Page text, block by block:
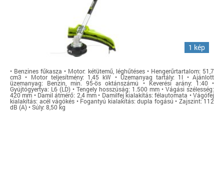
1 kép
• Benzines fűkasza • Motor: kétütemű, léghűtéses • Hengerűrtartalom: 51,7
cm3 • Motor teljesítmény: 1,45 kW • Üzemanyag tartály: 1l • Ajánlott
üzemanyag: Benzin, min. 95-ös oktánszámú • Keverési arány: 1:40 •
Gyújtógyertya: L6 (LD) • Tengely hosszúság: 1.500 mm • Vágási szélesség:
420 mm • Damil átmérő: 2,4 mm • Damilfej kialakítás: félautomata • Vágófej
kialakítás: acél vágókés • Fogantyú kialakítás: dupla fogású • Zajszint: 112
dB (A) • Súly: 8,50 kg